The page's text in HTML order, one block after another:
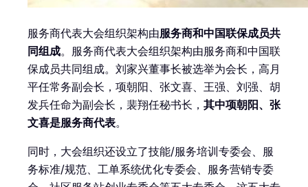
服务商代表大会组织架构由服务商和中国联保成员共
同组成。服务商代表大会组织架构由服务商和中国联
保成员共同组成。刘家兴董事长被选举为会长，高月
平任常务副会长，项朝阳、张文喜、王强、刘强、胡
发兵任命为副会长，裴翔任秘书长， 其中项朝阳、张
文喜是服务商代表。
同时，大会组织还设立了技能/服务培训专委会、服
务标准/规范、工单系统优化专委会、服务营销专委